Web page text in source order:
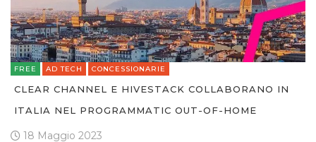
FREE AD TECH CONCESSIONARIE
CLEAR CHANNEL E HIVESTACK COLLABORANO IN
ITALIA NEL PROGRAMMATIC OUT-OF-HOME
18 Maggio 2023